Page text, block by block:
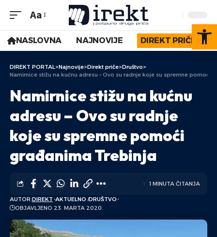
Aa
NASLOVNA NAJNOVIJE DIREKT PRIČE
DIREKT PORTAL>Najnovije>Direkt priče>Društvo>
Namirnice stižu na kućnu adresu – Ovo su radnje koje su spremne pomoći
Namirnice stižu na kućnu
adresu – Ovo su radnje
koje su spremne pomoći
građanima Trebinja
AUTOR:DIREKT AKTUELNO DRUŠTVO
OBJAVLJENO 23. MARTA 2020.
1 MINUTA ČITANJA